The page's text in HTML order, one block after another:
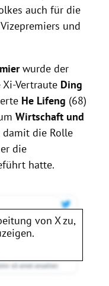
auch für die
und
wurde der
Vertraute Ding
He Lifeng (68)
Wirtschaft und
die Rolle
die
hatte.
von Xzu,